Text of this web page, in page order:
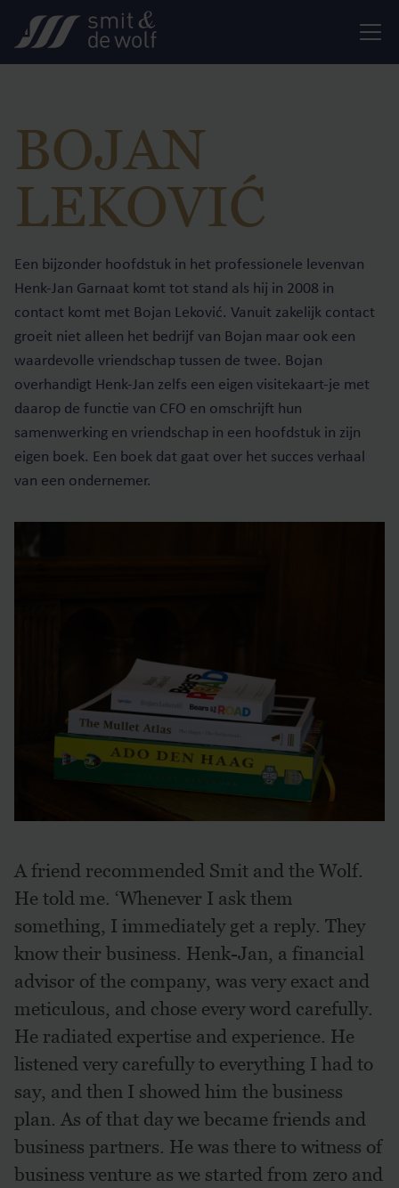
BOJAN
LEKOVIĆ
Een bijzonder hoofdstuk in het professionele levenvan
Henk-Jan Garnaat komt tot stand als hij in 2008 in
contact komt met Bojan Leković. Vanuit zakelijk contact
groeit niet alleen het bedrijf van Bojan maar ook een
waardevolle vriendschap tussen de twee. Bojan
overhandigt Henk-Jan zelfs een eigen visitekaart-je met
daarop de functie van CFO en omschrijft hun
samenwerking en vriendschap in een hoofdstuk in zijn
eigen boek. Een boek dat gaat over het succes verhaal
van een ondernemer.
A friend recommended Smit and the Wolf.
He told me. ‘Whenever I ask them
something, I immediately get a reply. They
know their business. Henk-Jan, a financial
advisor of the company, was very exact and
meticulous, and chose every word carefully.
He radiated expertise and experience. He
listened very carefully to everything I had to
say, and then I showed him the business
plan. As of that day we became friends and
business partners. He was there to witness of
business venture as we started from zero and